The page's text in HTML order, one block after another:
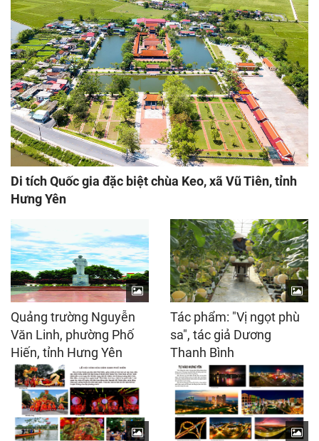
Di tích Quốc gia đặc biệt chùa Keo, xã Vũ Tiên, tỉnh
Hưng Yên
Quảng trường Nguyễn
Văn Linh, phường Phố
Hiến, tỉnh Hưng Yên
Tác phẩm: "Vị ngọt phù
sa", tác giả Dương
Thanh Bình